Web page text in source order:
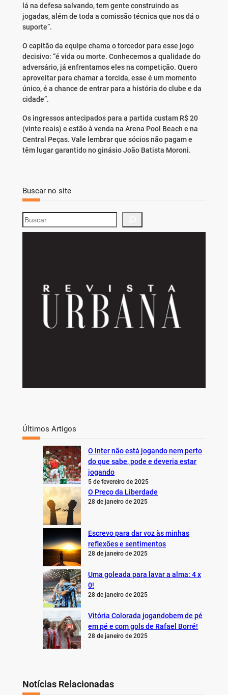
lá na defesa salvando, tem gente construindo as
jogadas, além de toda a comissão técnica que nos dá o
suporte”.
O capitão da equipe chama o torcedor para esse jogo
decisivo: “é vida ou morte. Conhecemos a qualidade do
adversário, já enfrentamos eles na competição. Quero
aproveitar para chamar a torcida, esse é um momento
único, é a chance de entrar para a história do clube e da
cidade”.
Os ingressos antecipados para a partida custam R$ 20
(vinte reais) e estão à venda na Arena Pool Beach e na
Central Peças. Vale lembrar que sócios não pagam e
têm lugar garantido no ginásio João Batista Moroni.
Buscar no site
S
e
Últimos Artigos
O Inter não está jogando nem perto
do que sabe, pode e deveria estar
jogando
5 de fevereiro de 2025
O Preço da Liberdade
28 de janeiro de 2025
Escrevo para dar voz às minhas
reflexões e sentimentos
28 de janeiro de 2025
Uma goleada para lavar a alma: 4 x
0!
28 de janeiro de 2025
Vitória Colorada jogandobem de pé
em pé e com gols de Rafael Borré!
28 de janeiro de 2025
Notícias Relacionadas